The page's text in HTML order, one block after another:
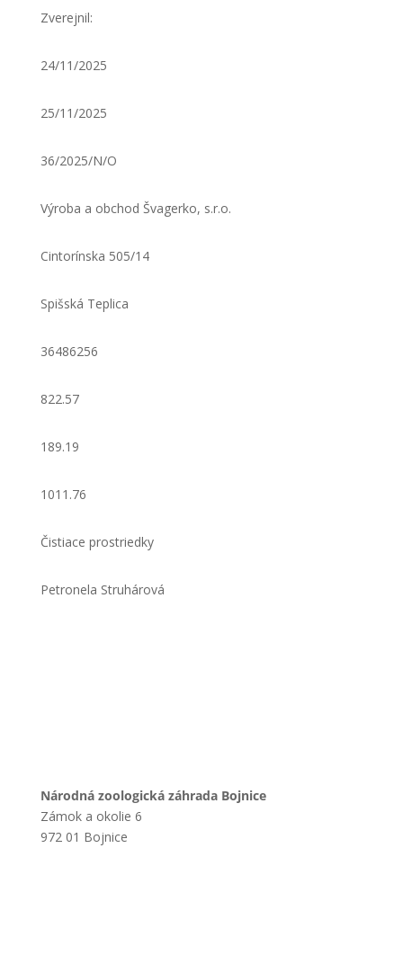
Zverejnil:
24/11/2025
25/11/2025
36/2025/N/O
Výroba a obchod Švagerko, s.r.o.
Cintorínska 505/14
Spišská Teplica
36486256
822.57
189.19
1011.76
Čistiace prostriedky
Petronela Struhárová
Národná zoologická záhrada Bojnice
Zámok a okolie 6
972 01 Bojnice